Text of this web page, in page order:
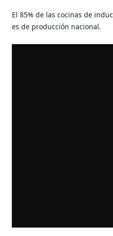
El 85% de las cocinas de
es de producción nacional.